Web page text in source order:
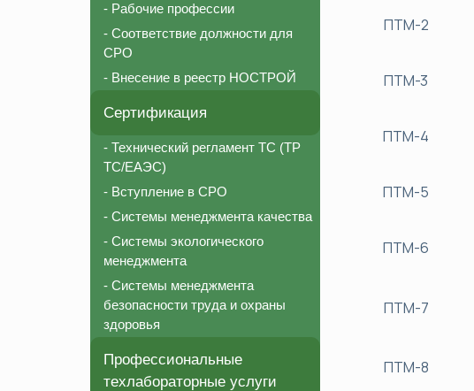
- Рабочие профессии
- Соответствие должности для
СРО
- Внесение в реестр НОСТРОЙ
Сертификация
- Технический регламент ТС (ТР
ТС/ЕАЭС)
- Вступление в СРО
- Системы менеджмента качества
- Системы экологического
менеджмента
- Системы менеджмента
безопасности труда и охраны
здоровья
Профессиональные
техлабораторные услуги
ПТМ-2
ПТМ-3
ПТМ-4
ПТМ-5
ПТМ-6
ПТМ-7
ПТМ-8